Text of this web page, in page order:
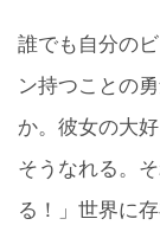
誰でも自分の
ン持つことの
か。彼女の大
そうなれる。
る！」世界に